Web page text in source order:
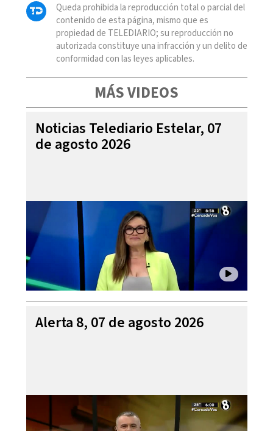
Queda prohibida la reproducción total o parcial del
contenido de esta página, mismo que es
propiedad de TELEDIARIO; su reproducción no
autorizada constituye una infracción y un delito de
conformidad con las leyes aplicables.
MÁS VIDEOS
Noticias Telediario Estelar, 07
de agosto 2026
Alerta 8, 07 de agosto 2026